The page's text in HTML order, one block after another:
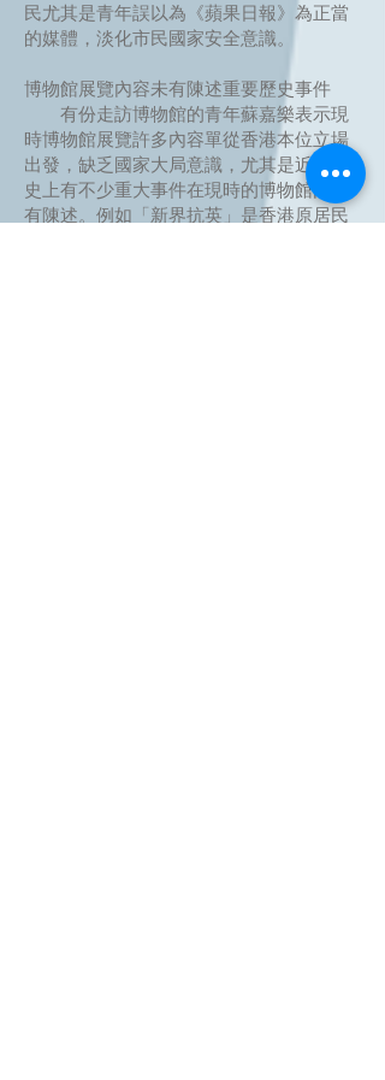
民尤其是青年誤以為《蘋果日報》為正當
的媒體，淡化市民國家安全意識。
博物館展覽內容未有陳述重要歷史事件
有份走訪博物館的青年蘇嘉樂表示現
時博物館展覽許多內容單從香港本位立場
出發，缺乏國家大局意識，尤其是近現代
史上有不少重大事件在現時的博物館內未
有陳述。例如「新界抗英」是香港原居民